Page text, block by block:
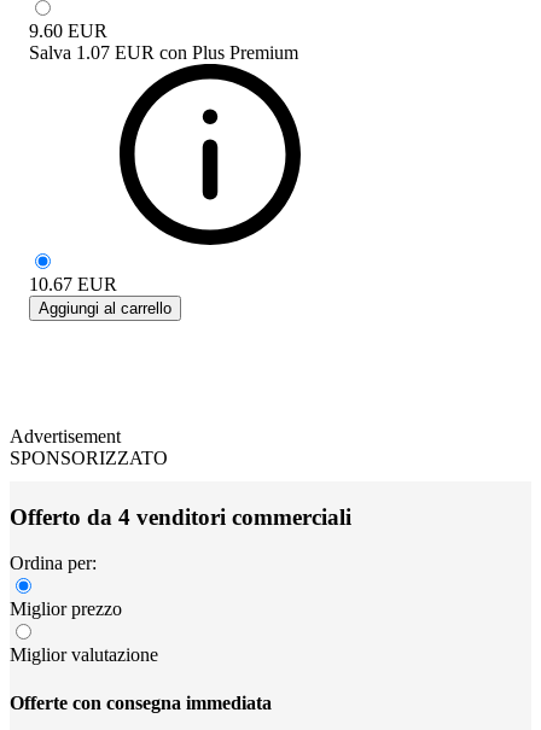
9.60 EUR
Salva 1.07 EUR con Plus Premium
10.67 EUR
Aggiungi al carrello
Advertisement
SPONSORIZZATO
Offerto da 4 venditori commerciali
Ordina per:
Miglior prezzo
Miglior valutazione
Offerte con consegna immediata